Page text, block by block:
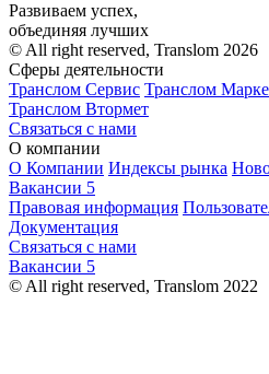
Развиваем успех,
объединяя лучших
© All right reserved, Translom 2026
Сферы деятельности
Транслом Сервис Транслом
Транслом Втормет
Связаться с нами
О компании
О Компании Индексы рынка
Вакансии 5
Правовая информация
Документация
Связаться с нами
Вакансии 5
© All right reserved, Translom 2022